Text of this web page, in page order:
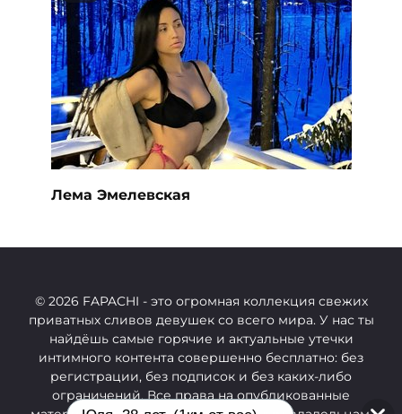
Лема Эмелевская
© 2026 FAPACHI - это огромная коллекция свежих
приватных сливов девушек со всего мира. У нас ты
найдёшь самые горячие и актуальные утечки
интимного контента совершенно бесплатно: без
регистрации, без подписок и без каких-либо
ограничений.Все права на опубликованные